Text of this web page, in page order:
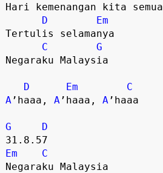
Hari kemenangan kita semua
D
Em
Tertulis selamanya
C
G
Negaraku Malaysia
D Em
C
A’haaa, A’haaa, A’haaa
G
D
Em
C
Negaraku Malaysia